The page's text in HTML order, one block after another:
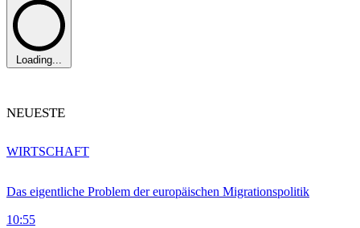
Loading...
NEUESTE
Das eigentliche Problem der europäischen Migrationspolitik
10:55
WIRTSCHAFT